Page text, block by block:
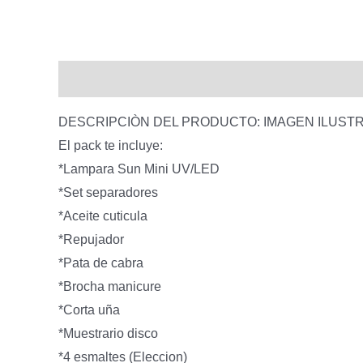
DESCRIPCIÒN DEL PRODUCTO: IMAGEN
El pack te incluye:
*Lampara Sun Mini UV/LED
*Set separadores
*Aceite cuticula
*Repujador
*Pata de cabra
*Brocha manicure
*Corta uña
*Muestrario disco
*4 esmaltes (Eleccion)